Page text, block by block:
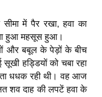
में पैर रखा, हवा का
हुआ महसूस हुआ।
और बबूल के पेड़ों के बीच
हड्डियों को चबा रहा
धधक रही थी। वह आज
शव दाह की लपटें हवा के